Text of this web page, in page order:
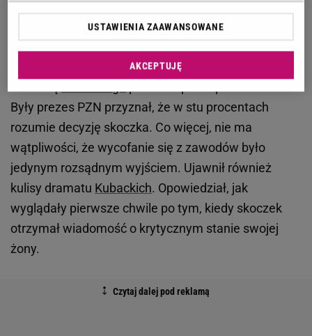
Apoloniusz Tajner o Dawidzie Kubackim. "W ogóle
nie ma o czym rozmawiać"
został zapytany o sytuację
Były prezes PZN przyznał, że w stu procentach
rozumie decyzję skoczka. Co więcej, nie ma
wątpliwości, że wycofanie się z zawodów było
jedynym rozsądnym wyjściem. Ujawnił również
kulisy dramatu Kubackich. Opowiedział, jak
wyglądały pierwsze chwile po tym, kiedy skoczek
otrzymał wiadomość o krytycznym stanie swojej
żony.
USTAWIENIA ZAAWANSOWANE
AKCEPTUJĘ